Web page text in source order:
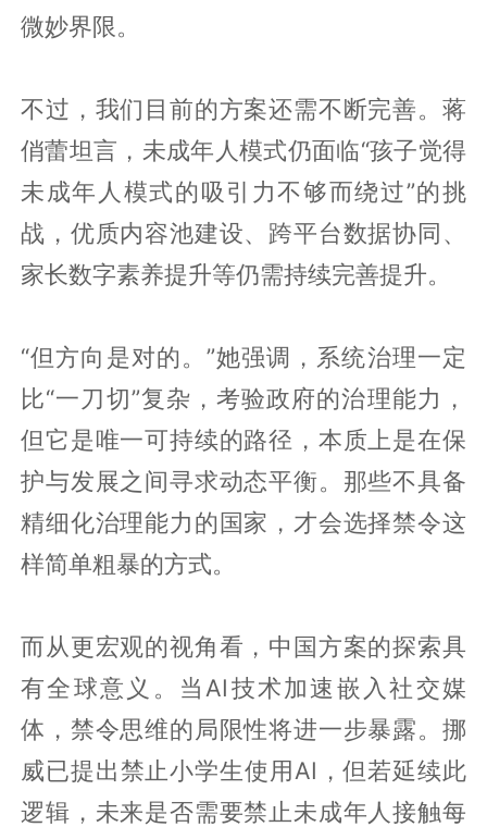
微妙界限。
不过，我们目前的方案还需不断完善。蒋
俏蕾坦言，未成年人模式仍面临“孩子觉得
未成年人模式的吸引力不够而绕过”的挑
战，优质内容池建设、跨平台数据协同、
家长数字素养提升等仍需持续完善提升。
“但方向是对的。”她强调，系统治理一定
比“一刀切”复杂，考验政府的治理能力，
但它是唯一可持续的路径，本质上是在保
护与发展之间寻求动态平衡。那些不具备
精细化治理能力的国家，才会选择禁令这
样简单粗暴的方式。
而从更宏观的视角看，中国方案的探索具
有全球意义。当AI技术加速嵌入社交媒
体，禁令思维的局限性将进一步暴露。挪
威已提出禁止小学生使用AI，但若延续此
逻辑，未来是否需要禁止未成年人接触每